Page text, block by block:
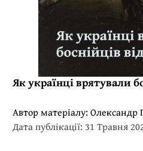
Як українці врятували
Автор матеріалу: Олександр
Дата публікації: 31 Травня